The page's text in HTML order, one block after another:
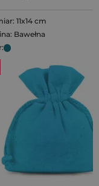
11x14 cm
Bawełna